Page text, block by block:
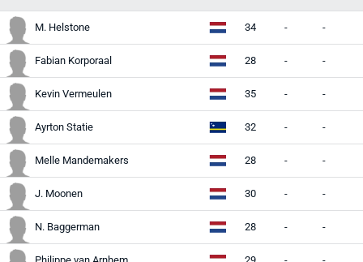
M. Helstone 34 - -
Fabian Korporaal 28 - -
Kevin Vermeulen 35 - -
Ayrton Statie 32 - -
Melle Mandemakers 28 - -
J. Moonen 30 - -
N. Baggerman 28 - -